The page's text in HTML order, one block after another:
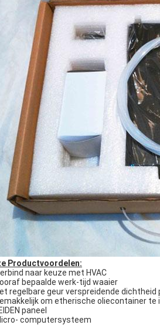
Productvoordelen:
naar keuze met HVAC
bepaalde werk-tijd waaier
regelbare geur verspreidende dichtheid
om etherische oliecontainer
paneel
computersysteem